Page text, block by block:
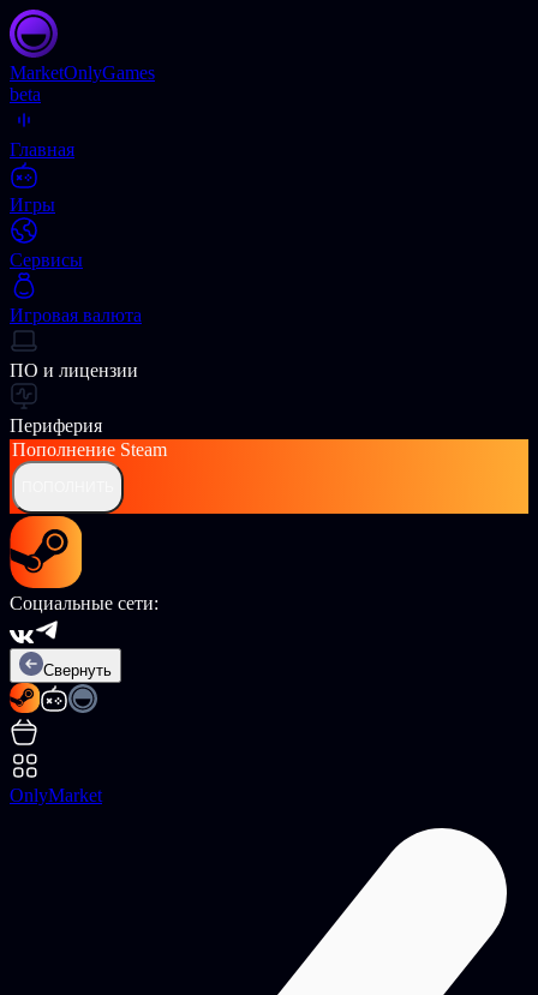
MarketOnlyGames
beta
Главная
Игры
Сервисы
Игровая валюта
ПО и лицензии
Периферия
Пополнение Steam
Социальные сети:
Свернуть
OnlyMarket